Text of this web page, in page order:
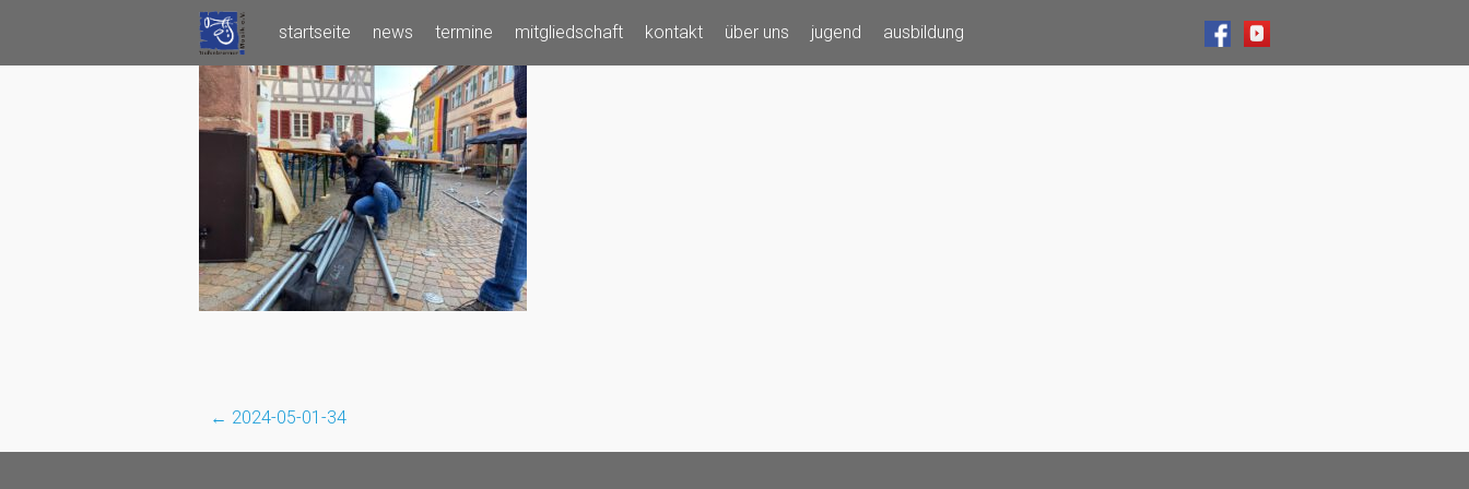
startseite news termine mitgliedschaft kontakt über uns jugend ausbildung
← 2024-05-01-34